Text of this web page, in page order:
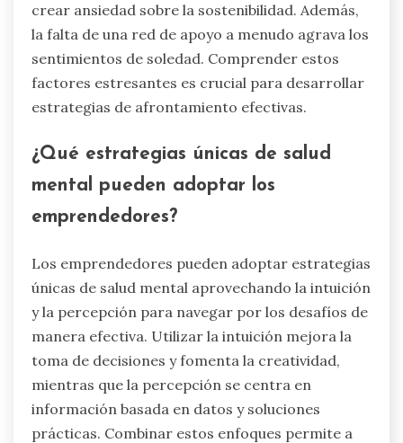
crear ansiedad sobre la sostenibilidad. Además,
la falta de una red de apoyo a menudo agrava los
sentimientos de soledad. Comprender estos
factores estresantes es crucial para desarrollar
estrategias de afrontamiento efectivas.
¿Qué estrategias únicas de salud
mental pueden adoptar los
emprendedores?
Los emprendedores pueden adoptar estrategias
únicas de salud mental aprovechando la intuición
y la percepción para navegar por los desafíos de
manera efectiva. Utilizar la intuición mejora la
toma de decisiones y fomenta la creatividad,
mientras que la percepción se centra en
información basada en datos y soluciones
prácticas. Combinar estos enfoques permite a